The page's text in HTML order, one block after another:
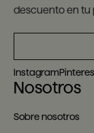
descuento en tu
Instagram
Nosotros
Sobre nosotros